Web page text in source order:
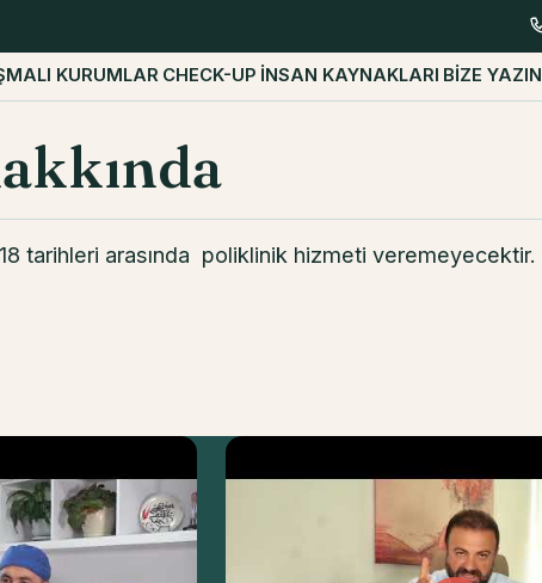
KURUMLAR CHECK-UP İNSAN KAYNAKLARI BİZE YAZIN
tarihleri arasında poliklinik hizmeti veremeyecektir.